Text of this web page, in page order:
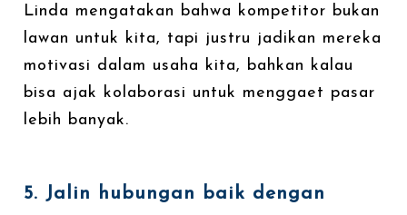
Linda mengatakan bahwa kompetitor bukan
lawan untuk kita, tapi justru jadikan mereka
motivasi dalam usaha kita, bahkan kalau
bisa ajak kolaborasi untuk menggaet pasar
lebih banyak.
5. Jalin hubungan baik dengan